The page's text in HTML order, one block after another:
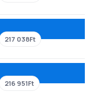
217 038Ft
216 951Ft